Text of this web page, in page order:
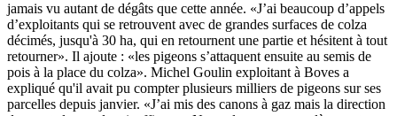
jamais vu autant de dégâts que cette année. «J’ai beaucoup d’appels
d’exploitants qui se retrouvent avec de grandes surfaces de colza
décimés, jusqu'à 30 ha, qui en retournent une partie et hésitent à tout
retourner». Il ajoute : «les pigeons s’attaquent ensuite au semis de
pois à la place du colza». Michel Goulin exploitant à Boves a
expliqué qu'il avait pu compter plusieurs milliers de pigeons sur ses
parcelles depuis janvier. «J’ai mis des canons à gaz mais la direction